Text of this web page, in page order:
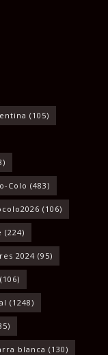
(105)
Colo (483)
(106)
(224)
2024 (95)
(106)
(1248)
blanca (130)